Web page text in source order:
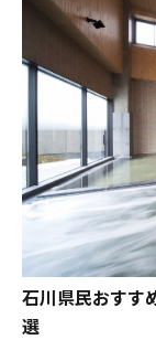
石川県民おすす
選